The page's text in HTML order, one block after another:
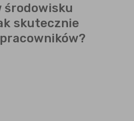
środowisku
skutecznie